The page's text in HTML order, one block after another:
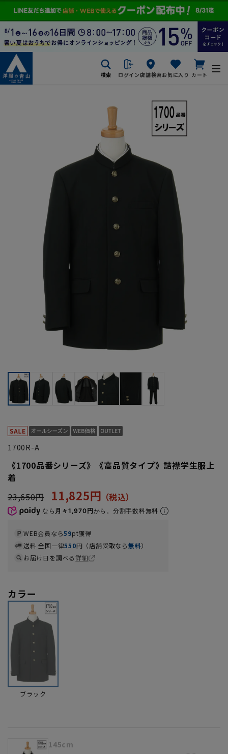
検索 ログイン店舗検索お気に入り カート
1700R-A
《1700品番シリーズ》《高品質タイプ》詰襟学生服上
着
23,650円
11,825円
なら 月々1,970円から。分割手数料無料
WEB会員なら59pt獲得
送料 全国一律550円（店舗受取なら無料）
お届け日を調べる詳細
カラー
ブラック
145cm